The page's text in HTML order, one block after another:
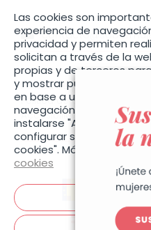
Política de privacidad
Política de cookies
Accesibilidad
Las cookies son
experiencia de
privacidad y permiten
solicitan a través de la
propias y de terceros
y mostrar publicidad
en base a un perfil
navegación (por
instalarse "Aceptar
configurar sus
cookies". Más
cookies
Aceptar